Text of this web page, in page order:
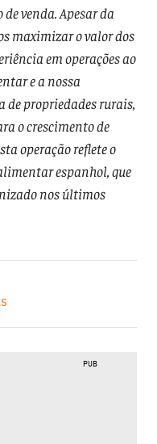
venda. Apesar da
maximizar o valor dos
em operações ao
e a nossa
de propriedades rurais,
o crescimento de
operação reflete o
espanhol, que
nos últimos
PUB